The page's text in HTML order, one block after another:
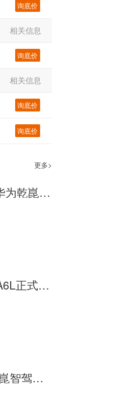
询底价
相关信息
询底价
相关信息
询底价
询底价
更多>
奥迪A6L e-tron将于4月10日上市！华为乾崑+800V架构
万众期待！32.29万元起，全新奥迪A6L正式上市
全新奥迪A6L即将上市，首搭华为乾崑智驾拉满